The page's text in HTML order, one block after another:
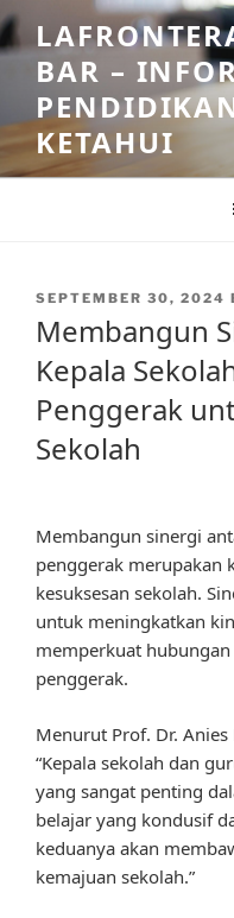
Skip
to
contentBAR –
KETAHUI
POSTED
SEPTEMBER 30, 2024
Membangun
Kepala
Penggerak
Sekolah
Membangun sinergi
penggerak merupakan
kesuksesan sekolah.
untuk meningkatkan
memperkuat
penggerak.
Menurut Prof. Dr. Anies
“Kepala sekolah dan
yang sangat penting
belajar yang kondusif
keduanya akan
kemajuan sekolah.”